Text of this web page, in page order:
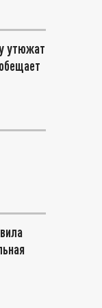
утюжат